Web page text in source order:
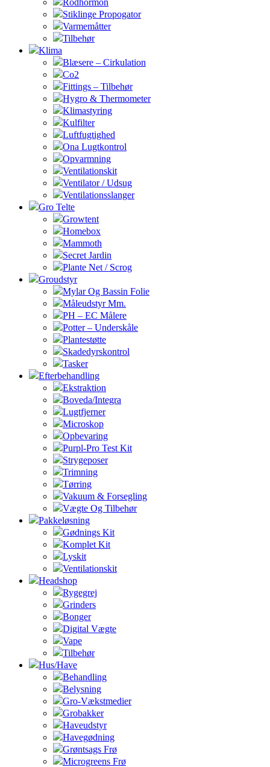
Rodhormon
Stiklinge Propogator
Varmemåtter
Tilbehør
Klima
Blæsere – Cirkulation
Co2
Fittings – Tilbehør
Hygro & Thermometer
Klimastyring
Kulfilter
Luftfugtighed
Ona Lugtkontrol
Opvarmning
Ventilationskit
Ventilator / Udsug
Ventilationsslanger
Gro Telte
Growtent
Homebox
Mammoth
Secret Jardin
Plante Net / Scrog
Groudstyr
Mylar Og Bassin Folie
Måleudstyr Mm.
PH – EC Målere
Potter – Underskåle
Plantestøtte
Skadedyrskontrol
Tasker
Efterbehandling
Ekstraktion
Boveda/Integra
Lugtfjerner
Microskop
Opbevaring
Purpl-Pro Test Kit
Strygeposer
Trimning
Tørring
Vakuum & Forsegling
Vægte Og Tilbehør
Pakkeløsning
Gødnings Kit
Komplet Kit
Lyskit
Ventilationskit
Headshop
Rygegrej
Grinders
Bonger
Digital Vægte
Vape
Tilbehør
Hus/Have
Behandling
Belysning
Gro-Vækstmedier
Grobakker
Haveudstyr
Havegødning
Grøntsags Frø
Microgreens Frø